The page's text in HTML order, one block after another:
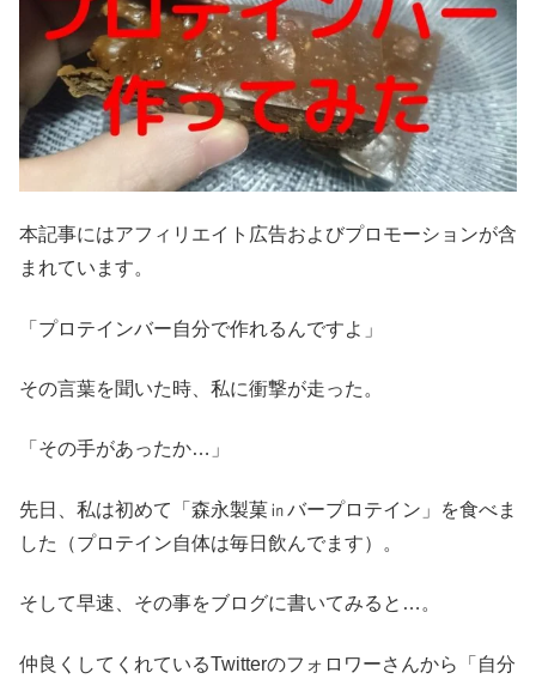
本記事にはアフィリエイト広告およびプロモーションが含
まれています。
「プロテインバー自分で作れるんですよ」
その言葉を聞いた時、私に衝撃が走った。
「その手があったか…」
先日、私は初めて「森永製菓㏌バープロテイン」を食べま
した（プロテイン自体は毎日飲んでます）。
そして早速、その事をブログに書いてみると…。
仲良くしてくれているTwitterのフォロワーさんから「自分